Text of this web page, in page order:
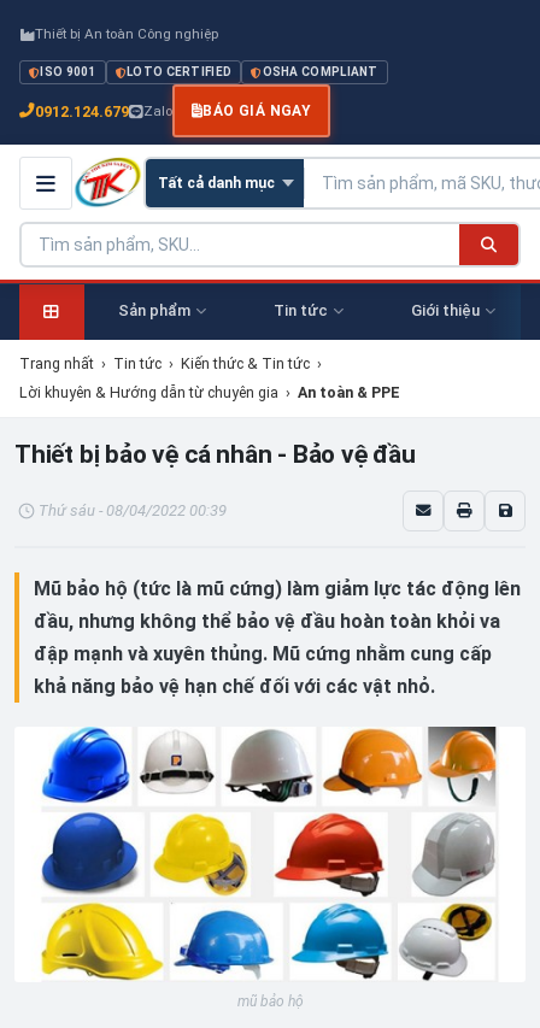
Thiết bị An toàn Công nghiệp
ISO 9001 LOTO CERTIFIED OSHA COMPLIANT
0912.124.679 Zalo BÁO GIÁ NGAY
Sản phẩm Tin tức Giới thiệu
Trang nhất › Tin tức › Kiến thức & Tin tức ›
Lời khuyên & Hướng dẫn từ chuyên gia › An toàn & PPE
Thiết bị bảo vệ cá nhân - Bảo vệ đầu
Thứ sáu - 08/04/2022 00:39
Mũ bảo hộ (tức là mũ cứng) làm giảm lực tác động lên
đầu, nhưng không thể bảo vệ đầu hoàn toàn khỏi va
đập mạnh và xuyên thủng. Mũ cứng nhằm cung cấp
khả năng bảo vệ hạn chế đối với các vật nhỏ.
mũ bảo hộ